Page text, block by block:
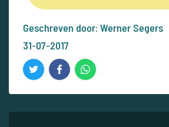
Geschreven door: Werner Segers
31-07-2017